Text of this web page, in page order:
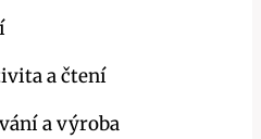
a čtení
a výroba